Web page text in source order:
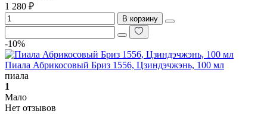
1 280 ₽
В корзину
-10%
Пиала Абрикосовый Бриз 1556, Цзиндэчжэнь, 100 мл
пиала
1
Мало
Нет отзывов